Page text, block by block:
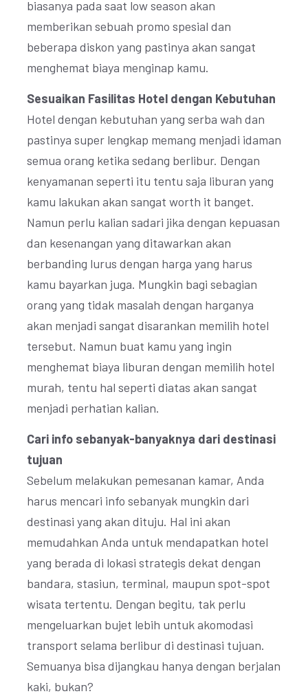
biasanya pada saat low season akan
memberikan sebuah promo spesial dan
beberapa diskon yang pastinya akan sangat
menghemat biaya menginap kamu.
Sesuaikan Fasilitas Hotel dengan Kebutuhan
Hotel dengan kebutuhan yang serba wah dan
pastinya super lengkap memang menjadi idaman
semua orang ketika sedang berlibur. Dengan
kenyamanan seperti itu tentu saja liburan yang
kamu lakukan akan sangat worth it banget.
Namun perlu kalian sadari jika dengan kepuasan
dan kesenangan yang ditawarkan akan
berbanding lurus dengan harga yang harus
kamu bayarkan juga. Mungkin bagi sebagian
orang yang tidak masalah dengan harganya
akan menjadi sangat disarankan memilih hotel
tersebut. Namun buat kamu yang ingin
menghemat biaya liburan dengan memilih hotel
murah, tentu hal seperti diatas akan sangat
menjadi perhatian kalian.
Cari info sebanyak-banyaknya dari destinasi
tujuan
Sebelum melakukan pemesanan kamar, Anda
harus mencari info sebanyak mungkin dari
destinasi yang akan dituju. Hal ini akan
memudahkan Anda untuk mendapatkan hotel
yang berada di lokasi strategis dekat dengan
bandara, stasiun, terminal, maupun spot-spot
wisata tertentu. Dengan begitu, tak perlu
mengeluarkan bujet lebih untuk akomodasi
transport selama berlibur di destinasi tujuan.
Semuanya bisa dijangkau hanya dengan berjalan
kaki, bukan?